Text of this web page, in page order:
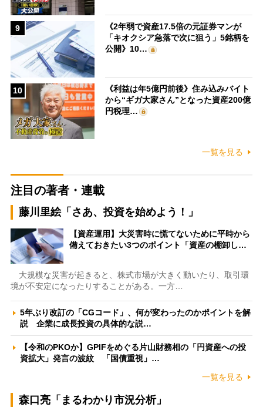
9
《2年弱で資産17.5倍の元証券マンが
「キオクシア急落で次に狙う」5銘柄を
公開》10…
10
《利益は年5億円前後》住み込みバイト
から“ギガ大家さん”となった資産200億
円税理…
一覧を見る
注目の著者・連載
藤川里絵「さあ、投資を始めよう！」
【資産運用】大災害時に慌てないために平時から
備えておきたい3つのポイント「資産の棚卸し…
大規模な災害が起きると、株式市場が大きく動いたり、取引環
境が不安定になったりすることがある。一方…
5年ぶり改訂の「CGコード」、何が変わったのかポイントを解
説 企業に成長投資の具体的な説…
【令和のPKOか】GPIFをめぐる片山財務相の「円資産への投
資拡大」発言の波紋 「国債重視」…
一覧を見る
森口亮「まるわかり市況分析」